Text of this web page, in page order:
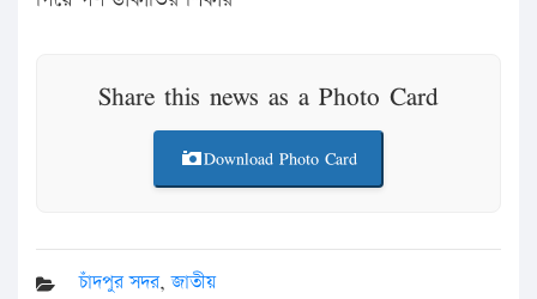
Share this news as a Photo Card
Download Photo Card
চাঁদপুর সদর,জাতীয়